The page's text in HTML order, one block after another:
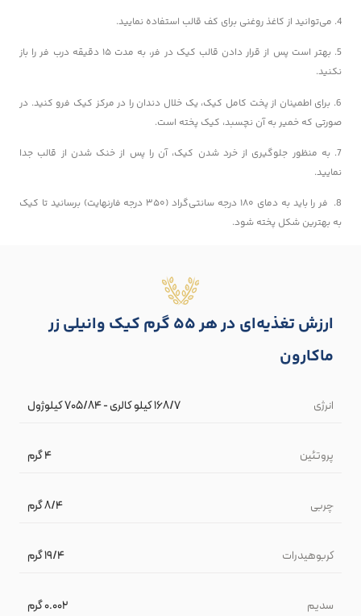
4. می‌توانید از کاغذ روغنی برای کف قالب استفاده نمایید.
5. بهتر است پس از قرار دادن قالب کیک در فر، به مدت ۱۵ دقیقه درب فر را باز
نکنید.
6. برای اطمینان از پخت کامل کیک، یک خلال دندان را در مرکز کیک فرو کنید. در
صورتی که خمیر به آن نچسبد، کیک پخته است.
7. به منظور جلوگیری از خرد شدن کیک، آن را پس از خنک شدن از قالب جدا
نمایید.
8. فر را باید به دمای ۱۸۰ درجه سانتی‌گراد (۳۵۰ درجه فارنهایت) برسانید تا کیک
به بهترین شکل پخته شود.
ارزش تغذیه‌ای در هر 55 گرم کیک وانیلی زر
ماکارون
انرژی ۱۶۸/۷ کیلو کالری - ۷۰۵/۸۴ کیلوژول
پروتئین ۴ گرم
چربی ۸/۴ گرم
کربوهیدرات ۱۹/۴ گرم
سدیم ۰.۰۰۲ گرم